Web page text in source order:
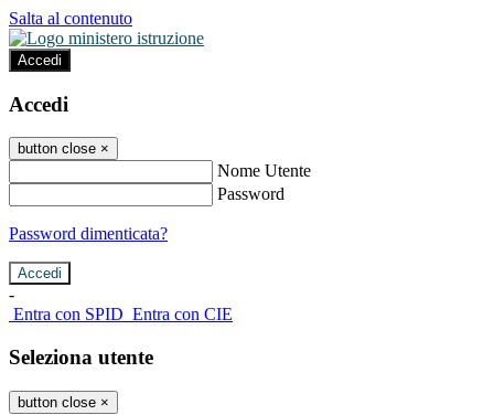
Salta al contenuto
Accedi
Accedi
button close ×
Nome Utente
Password
Password dimenticata?
-
Entra con SPID Entra con CIE
Seleziona utente
button close ×